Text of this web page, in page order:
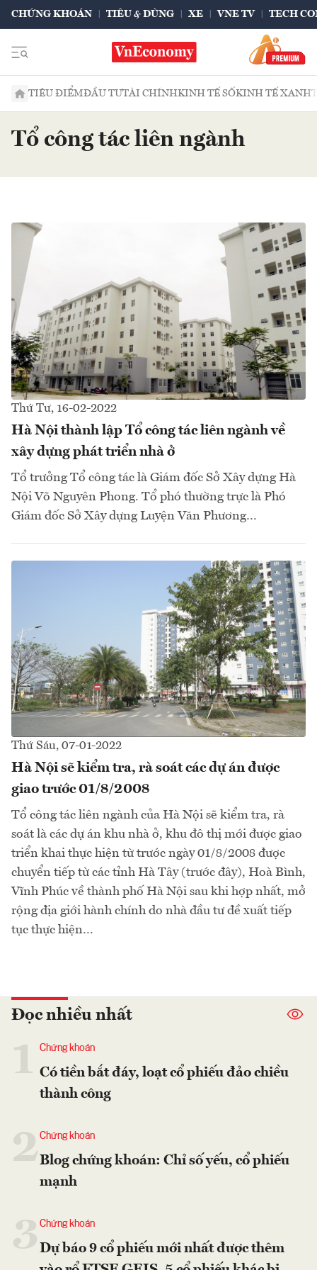
CHỨNG KHOÁN TIÊU & DÙNG XE VNE TV TECH
TIÊU ĐIỂMĐẦU TƯTÀI CHÍNHKINH TẾ SỐKINH TẾ XANH
Tổ công tác liên ngành
Thứ Tư, 16-02-2022
Hà Nội thành lập Tổ công tác liên ngành về
xây dựng phát triển nhà ở
Tổ trưởng Tổ công tác là Giám đốc Sở Xây dựng Hà
Nội Võ Nguyên Phong. Tổ phó thường trực là Phó
Giám đốc Sở Xây dựng Luyện Văn Phương…
Thứ Sáu, 07-01-2022
Hà Nội sẽ kiểm tra, rà soát các dự án được
giao trước 01/8/2008
Tổ công tác liên ngành của Hà Nội sẽ kiểm tra, rà
soát là các dự án khu nhà ở, khu đô thị mới được giao
triển khai thực hiện từ trước ngày 01/8/2008 được
chuyển tiếp từ các tỉnh Hà Tây (trước đây), Hoà Bình,
Vĩnh Phúc về thành phố Hà Nội sau khi hợp nhất, mở
rộng địa giới hành chính do nhà đầu tư đề xuất tiếp
tục thực hiện…
Đọc nhiều nhất
Chứng khoán
Có tiền bắt đáy, loạt cổ phiếu đảo chiều
thành công
2Chứng khoán
Blog chứng khoán: Chỉ số yếu, cổ phiếu
mạnh
Chứng khoán
Dự báo 9 cổ phiếu mới nhất được thêm